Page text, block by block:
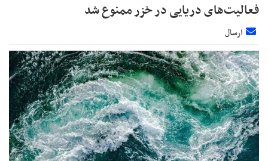
فعالیت‌های دریایی در خزر ممنوع شد
ارسال